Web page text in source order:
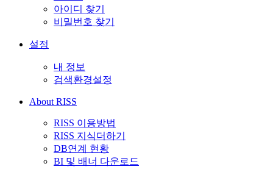
아이디 찾기
비밀번호 찾기
설정
내 정보
검색환경설정
About RISS
RISS 이용방법
RISS 지식더하기
DB연계 현황
BI 및 배너 다운로드